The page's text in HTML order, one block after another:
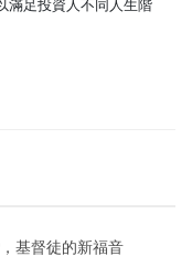
滿足投資人不同人生階
基督徒的新福音